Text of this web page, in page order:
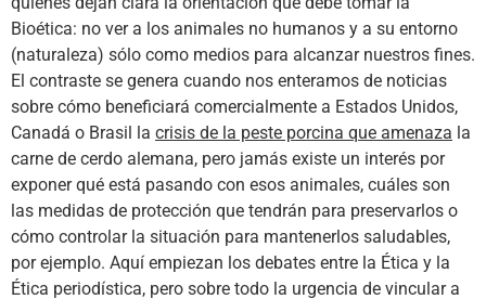
Bioética: no ver a los animales no humanos y a su entorno
(naturaleza) sólo como medios para alcanzar nuestros fines.
El contraste se genera cuando nos enteramos de noticias
sobre cómo beneficiará comercialmente a Estados Unidos,
Canadá o Brasil la crisis de la peste porcina que amenaza la
carne de cerdo alemana, pero jamás existe un interés por
exponer qué está pasando con esos animales, cuáles son
las medidas de protección que tendrán para preservarlos o
cómo controlar la situación para mantenerlos saludables,
por ejemplo. Aquí empiezan los debates entre la Ética y la
Ética periodística, pero sobre todo la urgencia de vincular a